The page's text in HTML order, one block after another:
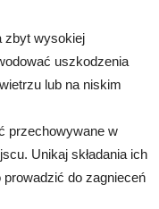
zbyt wysokiej
uszkodzenia
lub na niskim
przechowywane w
Unikaj składania ich
do zagnieceń